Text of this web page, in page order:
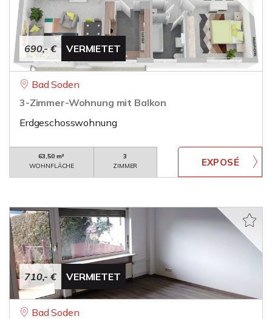
690,- € VERMIETET
Bad Soden
3-Zimmer-Wohnung mit Balkon
Erdgeschosswohnung
63,50 m²
WOHNFLÄCHE
3
ZIMMER
710,- € VERMIETET
Bad Soden